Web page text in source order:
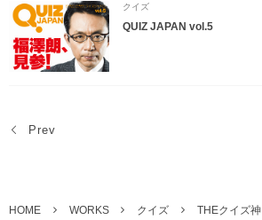
クイズ
QUIZ JAPAN vol.5
Prev
HOME WORKS クイズ THEクイズ神